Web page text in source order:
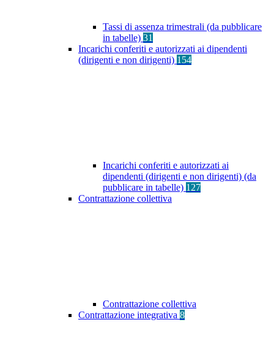
Tassi di assenza trimestrali (da pubblicare
in tabelle) 31
Incarichi conferiti e autorizzati ai dipendenti
(dirigenti e non dirigenti) 154
Incarichi conferiti e autorizzati ai
dipendenti (dirigenti e non dirigenti) (da
pubblicare in tabelle) 127
Contrattazione collettiva
Contrattazione collettiva
Contrattazione integrativa 8